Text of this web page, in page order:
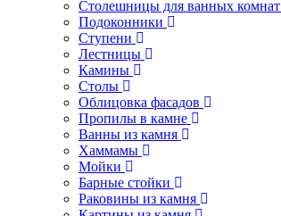
Столешницы для ванных комнат
Подоконники
Ступени
Лестницы
Камины
Столы
Облицовка фасадов
Пропилы в камне
Ванны из камня
Хаммамы
Мойки
Барные стойки
Раковины из камня